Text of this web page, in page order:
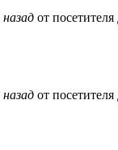
назад от посетителя
назад от посетителя